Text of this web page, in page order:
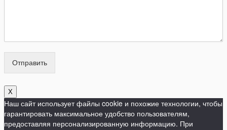
Отправить
X
Наш сайт использует файлы cookie и похожие технологии, чтобы
гарантировать максимальное удобство пользователям,
предоставляя персонализированную информацию. При